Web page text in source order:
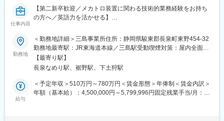
売・輸出入と、医薬品、体外診断用試薬及び化学薬品試薬の製造
販売・輸出入
世界屈指の分析機器メーカー、米国ベックマン・インスツルメン
ツ・インクの日本法人ベックマン・ジャパン株式会社として1977
年に設立され、日本におけるベックマン製品の販売とサービスを
通じて着実に成長を遂げてきました。1998年11月、コールター株
より、新たにベックマン・コールター株式会社が発足。この合併
により、基礎研究、臨床研究、そして臨床検査という3つの連続し
仕事内容
【第二新卒歓迎／メカトロ装置に関わる技術的業務経験をお持ち
の方へ／英語力を活かせる】
■業務内容
生化学検査装置（据え付け型の生化学血液検査装置）に関するテ
クニカルカスタマーサポート業務をお任せいたします。
フィールドサービスエンジニア（FSE）からエスカレーションさ
れる技術問い合わせへの対応がメイン業務です。（直接の顧客対
応はほぼ発生しません。）
勤務地
＜勤務地詳細＞三島事業所住所：静岡県駿東郡長泉町東野454-32
勤務地最寄駅：JR東海道本線／三島駅受動喫煙対策：屋内全面禁
煙変更の範囲：会社の定める事業所（リモートワーク含む）
【最寄り駅】
長泉なめり駅、裾野駅、下土狩駅
給与
＜予定年収＞510万円～780万円＜賃金形態＞年俸制＜賃金内訳＞
年額（基本給）：4,500,000円～5,799,996円固定残業手当/月：